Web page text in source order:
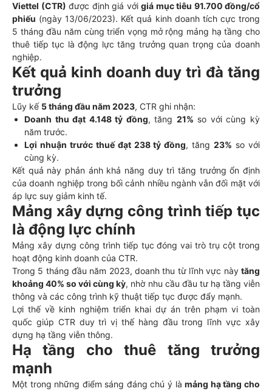
Viettel (CTR) được định giá với giá mục tiêu 91.700 đồng/cổ
phiếu (ngày 13/06/2023). Kết quả kinh doanh tích cực trong
5 tháng đầu năm cùng triển vọng mở rộng mảng hạ tầng cho
thuê tiếp tục là động lực tăng trưởng quan trọng của doanh
nghiệp.
Kết quả kinh doanh duy trì đà tăng
trưởng
Lũy kế 5 tháng đầu năm 2023, CTR ghi nhận:
Doanh thu đạt 4.148 tỷ đồng, tăng 21% so với cùng kỳ
năm trước.
Lợi nhuận trước thuế đạt 238 tỷ đồng, tăng23% so với
cùng kỳ.
Kết quả này phản ánh khả năng duy trì tăng trưởng ổn định
của doanh nghiệp trong bối cảnh nhiều ngành vẫn đối mặt với
áp lực suy giảm kinh tế.
Mảng xây dựng công trình tiếp tục
là động lực chính
Mảng xây dựng công trình tiếp tục đóng vai trò trụ cột trong
hoạt động kinh doanh của CTR.
Trong 5 tháng đầu năm 2023, doanh thu từ lĩnh vực này tăng
khoảng 40% so với cùng kỳ, nhờ nhu cầu đầu tư hạ tầng viễn
thông và các công trình kỹ thuật tiếp tục được đẩy mạnh.
Lợi thế về kinh nghiệm triển khai dự án trên phạm vi toàn
quốc giúp CTR duy trì vị thế hàng đầu trong lĩnh vực xây
dựng hạ tầng viễn thông.
Hạ tầng cho thuê tăng trưởng
mạnh
Một trong những điểm sáng đáng chú ý làmảng hạ tầng cho